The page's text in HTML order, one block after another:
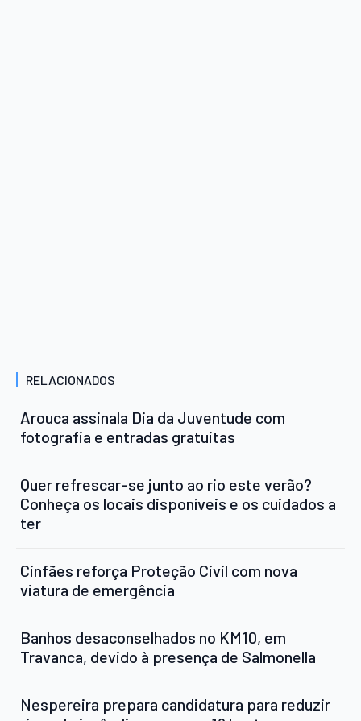
RELACIONADOS
Arouca assinala Dia da Juventude com
fotografia e entradas gratuitas
Quer refrescar-se junto ao rio este verão?
Conheça os locais disponíveis e os cuidados a
ter
Cinfães reforça Proteção Civil com nova
viatura de emergência
Banhos desaconselhados no KM10, em
Travanca, devido à presença de Salmonella
Nespereira prepara candidatura para reduzir